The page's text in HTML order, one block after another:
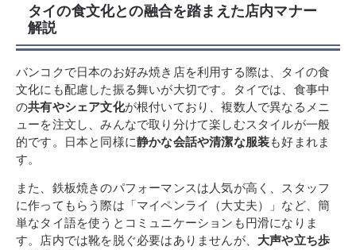
タイの食文化との融合を踏まえた店内マナー
解説
バンコクで日本のお好み焼き店を利用する際は、タイの食
文化にも配慮した振る舞いが大切です。タイでは、食事中
の共有やシェア文化が根付いており、複数人で異なるメニ
ューを注文し、みんなで取り分けて楽しむスタイルが一般
的です。日本と同様に静かな会話や清潔な服装も好まれま
す。
また、鉄板焼きのパフォーマンスは人気が高く、スタッフ
に作ってもらう際は「マイペンライ（大丈夫）」など、簡
単なタイ語を使うとコミュニケーションも円滑になりま
す。店内では靴を脱ぐ必要はありませんが、 大声や立ち歩